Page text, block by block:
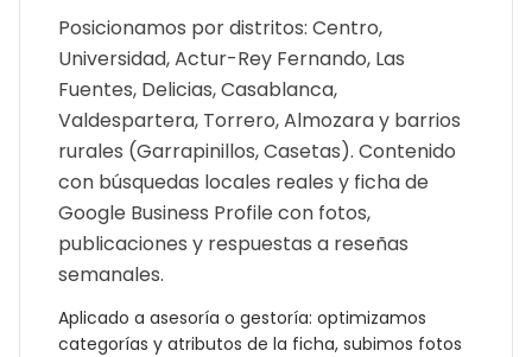
Posicionamos por distritos: Centro,
Universidad, Actur-Rey Fernando, Las
Fuentes, Delicias, Casablanca,
Valdespartera, Torrero, Almozara y barrios
rurales (Garrapinillos, Casetas). Contenido
con búsquedas locales reales y ficha de
Google Business Profile con fotos,
publicaciones y respuestas a reseñas
semanales.
Aplicado a asesoría o gestoría: optimizamos
categorías y atributos de la ficha, subimos fotos